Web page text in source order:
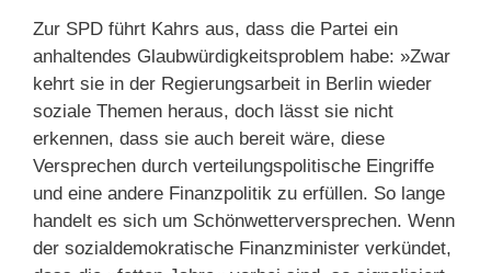
Zur SPD führt Kahrs aus, dass die Partei ein
anhaltendes Glaubwürdigkeitsproblem habe: »Zwar
kehrt sie in der Regierungsarbeit in Berlin wieder
soziale Themen heraus, doch lässt sie nicht
erkennen, dass sie auch bereit wäre, diese
Versprechen durch verteilungspolitische Eingriffe
und eine andere Finanzpolitik zu erfüllen. So lange
handelt es sich um Schönwetterversprechen. Wenn
der sozialdemokratische Finanzminister verkündet,